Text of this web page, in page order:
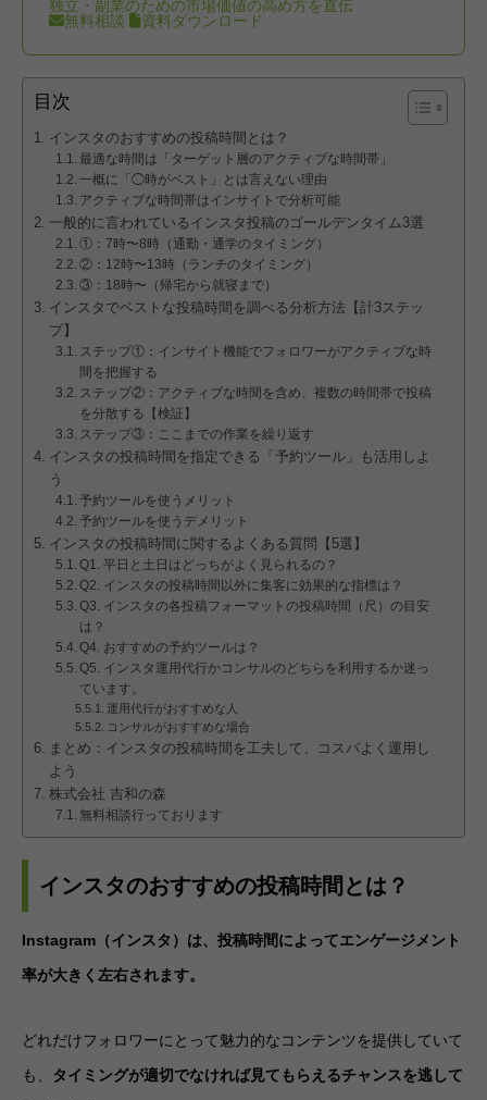
独立・副業のための市場価値の高め方を直伝
無料相談
資料ダウンロード
目次
インスタのおすすめの投稿時間とは？
最適な時間は「ターゲット層のアクティブな時間帯」
一概に「◯時がベスト」とは言えない理由
アクティブな時間帯はインサイトで分析可能
一般的に言われているインスタ投稿のゴールデンタイム3選
①：7時〜8時（通勤・通学のタイミング）
②：12時〜13時（ランチのタイミング）
③：18時〜（帰宅から就寝まで）
インスタでベストな投稿時間を調べる分析方法【計3ステッ
プ】
ステップ①：インサイト機能でフォロワーがアクティブな時
間を把握する
ステップ②：アクティブな時間を含め、複数の時間帯で投稿
を分散する【検証】
ステップ③：ここまでの作業を繰り返す
インスタの投稿時間を指定できる「予約ツール」も活用しよ
う
予約ツールを使うメリット
予約ツールを使うデメリット
インスタの投稿時間に関するよくある質問【5選】
Q1. 平日と土日はどっちがよく見られるの？
Q2. インスタの投稿時間以外に集客に効果的な指標は？
Q3. インスタの各投稿フォーマットの投稿時間（尺）の目安
は？
Q4. おすすめの予約ツールは？
Q5. インスタ運用代行かコンサルのどちらを利用するか迷っ
ています。
運用代行がおすすめな人
コンサルがおすすめな場合
まとめ：インスタの投稿時間を工夫して、コスパよく運用し
よう
株式会社 吉和の森
無料相談行っております
インスタのおすすめの投稿時間とは？
Instagram（インスタ）は、投稿時間によってエンゲージメント
率が大きく左右されます。
どれだけフォロワーにとって魅力的なコンテンツを提供していて
も、 タイミングが適切でなければ見てもらえるチャンスを逃して